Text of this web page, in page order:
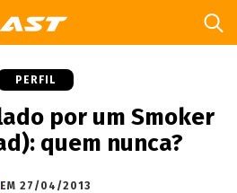
PERFIL
por um Smoker
quem nunca?
EM 27/04/2013